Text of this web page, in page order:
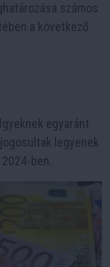
számos
a következő
egyaránt
legyenek
ben.